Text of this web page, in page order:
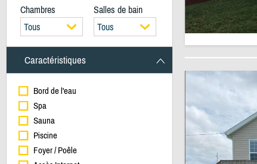
Chambres
Salles de bain
Tous
Tous
Caractéristiques
Bord de l'eau
Spa
Sauna
Piscine
Foyer / Poêle